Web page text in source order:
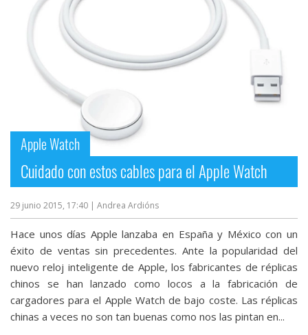
Apple Watch
Cuidado con estos cables para el Apple Watch
29 junio 2015, 17:40 | Andrea Ardións
Hace unos días Apple lanzaba en España y México con un
éxito de ventas sin precedentes. Ante la popularidad del
nuevo reloj inteligente de Apple, los fabricantes de réplicas
chinos se han lanzado como locos a la fabricación de
cargadores para el Apple Watch de bajo coste. Las réplicas
chinas a veces no son tan buenas como nos las pintan en...